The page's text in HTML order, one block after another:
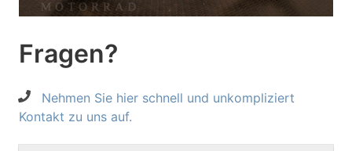
Fragen?
Nehmen Sie hier schnell und unkompliziert
Kontakt zu uns auf.